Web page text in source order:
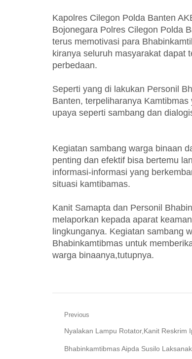
Kapolres Cilegon Polda Banten
Bojonegara Polres Cilegon Polda
terus memotivasi para
kiranya seluruh masyarakat dapat
perbedaan.
Seperti yang di lakukan Personil
Banten, terpeliharanya
upaya seperti sambang dan
Kegiatan sambang warga binaan
penting dan efektif bisa bertemu
informasi-informasi yang
situasi kamtibamas.
Kanit Samapta dan Personil
melaporkan kepada aparat
lingkunganya. Kegiatan sambang
Bhabinkamtibmas untuk
warga binaanya,tutupnya.
Navigasi
pos
Previous
Previous
post:
Nyalakan Lampu Rotator,Kanit Reskrim
Bhabinkamtibmas Aipda Susilo